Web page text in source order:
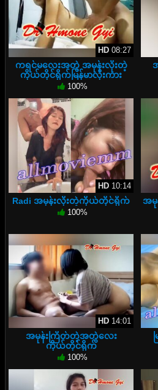
HD08:27
ကရင်မလေးအတွဲ အမုန်းလိုးတဲ့
ကိုယ်တိုင်ရိုက်မြန်မာလိုးကား
100%
HD10:14
Radi အမုန်းလိုးတဲ့ကိုယ်တိုင်ရိုက်
100%
အ
HD14:01
အမုန်းကြိတ်တဲ့အတွဲလေး
ကိုယ်တိုင်ရိုက်
100%